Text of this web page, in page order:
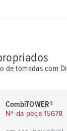
de tomadas com
CombiTOWER®
Nº da peça 15678